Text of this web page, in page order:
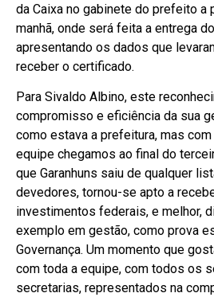
da Caixa no gabinete do prefeito a
manhã, onde será feita a entrega
apresentando os dados que
receber o certificado.
Para Sivaldo Albino, este
compromisso e eficiência da sua
como estava a prefeitura, mas
equipe chegamos ao final do
que Garanhuns saiu de qualquer
devedores, tornou-se apto a
investimentos federais, e melhor,
exemplo em gestão, como prova
Governança. Um momento que
com toda a equipe, com todos os
secretarias, representados na